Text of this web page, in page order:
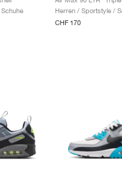
Herren / Sportstyle /
CHF 170